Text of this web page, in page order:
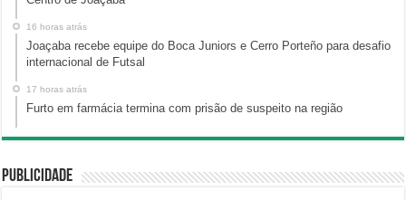
16 horas atrás
Joaçaba recebe equipe do Boca Juniors e Cerro Porteño para desafio
internacional de Futsal
17 horas atrás
Furto em farmácia termina com prisão de suspeito na região
Publicidade